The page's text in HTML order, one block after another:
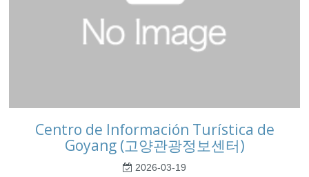
Centro de Información Turística de
Goyang (고양관광정보센터)
2026-03-19